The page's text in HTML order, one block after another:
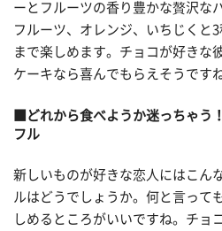
ーとフルーツの香り豊かな贅沢な
フルーツ、オレンジ、いちじくと
まで楽しめます。チョコが好きな
ケーキなら喜んでもらえそうですね
■どれから食べようか迷っちゃう
フル
新しいものが好きな恋人にはこん
ルはどうでしょうか。何と言って
しめるところがいいですね。チョ